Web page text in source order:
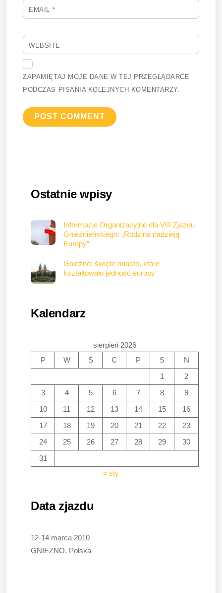
EMAIL *
WEBSITE
ZAPAMIĘTAJ MOJE DANE W TEJ PRZEGLĄDARCE
PODCZAS PISANIA KOLEJNYCH KOMENTARZY.
Ostatnie wpisy
Informacje Organizacyjne dla VIII Zjazdu
Gnieźnieńskiego: „Rodzina nadzieją
Europy”
Gniezno: święte miasto, które
kształtowało jedność europy
Kalendarz
sierpień 2026
P
W Ś C P S
N
1
2
3
4 5 6 7 8
9
10
11 12 13 14 15
16
17
18 19 20 21 22
23
24
25 26 27 28 29
30
31
« sty
Data zjazdu
12-14 marca 2010
GNIEZNO, Polska